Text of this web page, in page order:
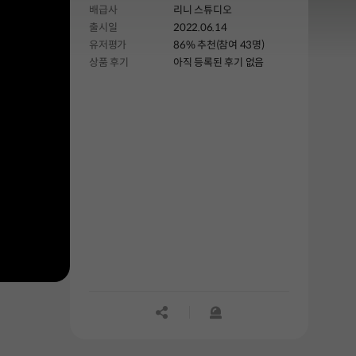
배급사
리니 스튜디오
출시일
2022.06.14
유저평가
86% 추천(참여 43명)
상품 후기
아직 등록된 후기 없음
공유하기신고하기